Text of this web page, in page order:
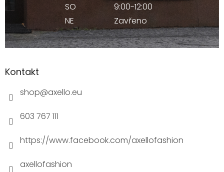
SO
9:00-12:00
NE
Zavřeno
Kontakt
shop@axello.eu
603 767 111
https://www.facebook.com/axellofashion
axellofashion